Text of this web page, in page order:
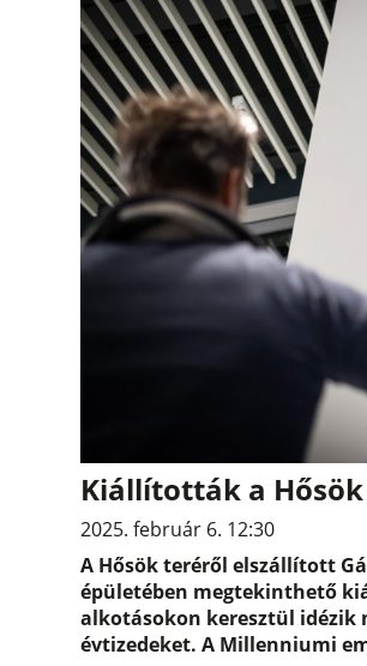
Kiállították a
2025. február 6. 12:30
A Hősök teréről elszállított
épületében megtekinthető
alkotásokon keresztül idézik
évtizedeket. A Millenniumi